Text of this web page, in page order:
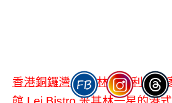
香港銅鑼灣 米其林餐廳利苑酒